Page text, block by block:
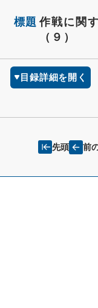
標題 作戦に関
（９）
目録詳細を開く
先頭 前